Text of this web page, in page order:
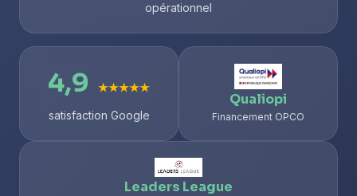
opérationnel
4,9 ★★★★★
satisfaction Google
Qualiopi
Financement OPCO
Leaders League